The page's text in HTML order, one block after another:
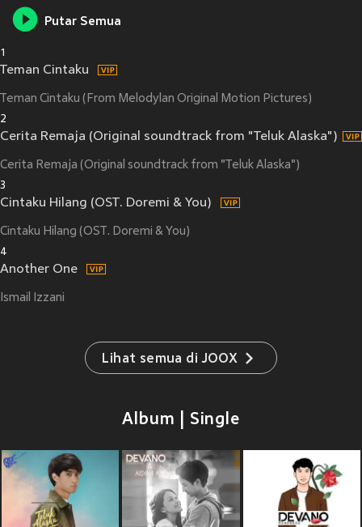
Putar Semua
1
Teman Cintaku
Teman Cintaku (From Melodylan Original Motion Pictures)
2
Cerita Remaja (Original soundtrack from "Teluk Alaska")
Cerita Remaja (Original soundtrack from "Teluk Alaska")
3
Cintaku Hilang (OST. Doremi & You)
Cintaku Hilang (OST. Doremi & You)
4
Another One
Ismail Izzani
Lihat semua di JOOX
Album | Single